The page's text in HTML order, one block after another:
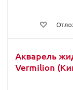
Акварель
Vermilion